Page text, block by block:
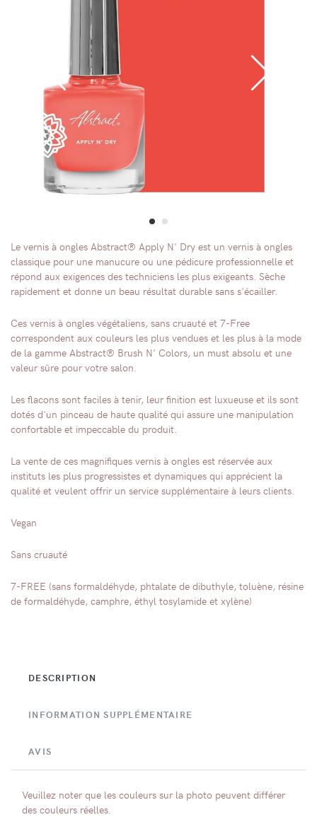
Le vernis à ongles Abstract® Apply N' Dry est un vernis à ongles
classique pour une manucure ou une pédicure professionnelle et
répond aux exigences des techniciens les plus exigeants. Sèche
rapidement et donne un beau résultat durable sans s'écailler.
Ces vernis à ongles végétaliens, sans cruauté et 7-Free
correspondent aux couleurs les plus vendues et les plus à la mode
de la gamme Abstract® Brush N' Colors, un must absolu et une
valeur sûre pour votre salon.
Les flacons sont faciles à tenir, leur finition est luxueuse et ils sont
dotés d'un pinceau de haute qualité qui assure une manipulation
confortable et impeccable du produit.
La vente de ces magnifiques vernis à ongles est réservée aux
instituts les plus progressistes et dynamiques qui apprécient la
qualité et veulent offrir un service supplémentaire à leurs clients.
Vegan
Sans cruauté
7-FREE (sans formaldéhyde, phtalate de dibuthyle, toluène, résine
de formaldéhyde, camphre, éthyl tosylamide et xylène)
DESCRIPTION
INFORMATION SUPPLÉMENTAIRE
AVIS
Veuillez noter que les couleurs sur la photo peuvent différer
des couleurs réelles.